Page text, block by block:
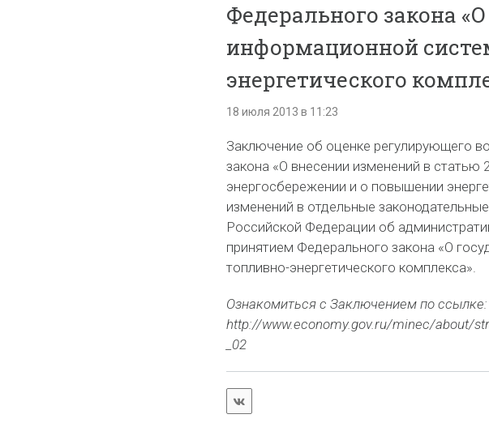
Федерального закона
информационной
энергетического
18 июля 2013 в 11:23
Заключение об оценке регулирующего
закона «О внесении изменений в статью
энергосбережении и о повышении
изменений в отдельные
Российской Федерации об
принятием Федерального закона «О
топливно-энергетического комплекса».
Ознакомиться с Заключением по ссылке:
http://www.economy.gov.ru/minec/about/
_02